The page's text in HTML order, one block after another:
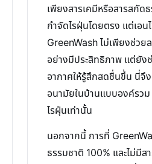
เพียงสารเคมีหรือสารสกั
กำจัดไรฝุ่นโดยตรง แต่เอน
GreenWash ไม่เพียงช่ว
อย่างมีประสิทธิภาพ แต่ยัง
อากาศให้รู้สึกสดชื่นขึ้น นี่จึ
อนามัยในบ้านแบบองค์รวม
ไรฝุ่นเท่านั้น
นอกจากนี้ การที่
ธรรมชาติ 100% และไม่มีส